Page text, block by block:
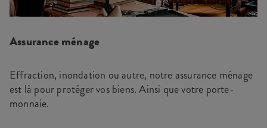
Assurance ménage
Effraction, inondation ou autre, notre assurance ménage
est là pour protéger vos biens. Ainsi que votre porte-
monnaie.